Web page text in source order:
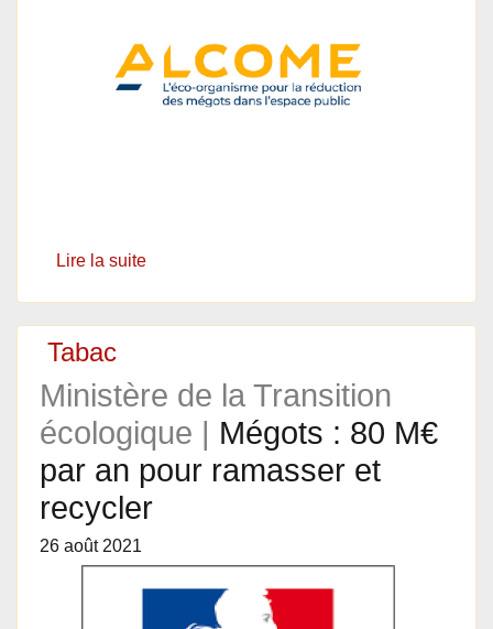
Lire la suite
Tabac
Ministère de la Transition
écologique | Mégots : 80 M€
par an pour ramasser et
recycler
26 août 2021